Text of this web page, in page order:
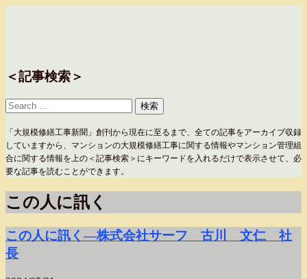
＜記事検索＞
「大規模修繕工事新聞」創刊から現在に至るまで、全ての記事をアーカイブ収録
していますから、マンションの大規模修繕工事に関する情報やマンション管理組
合に関する情報を上の＜記事検索＞にキーワードを入れるだけで表示させて、必
要な記事を読むことができます。
この人に訊く
この人に訊く―株式会社サーフ 古川 文仁 社
長